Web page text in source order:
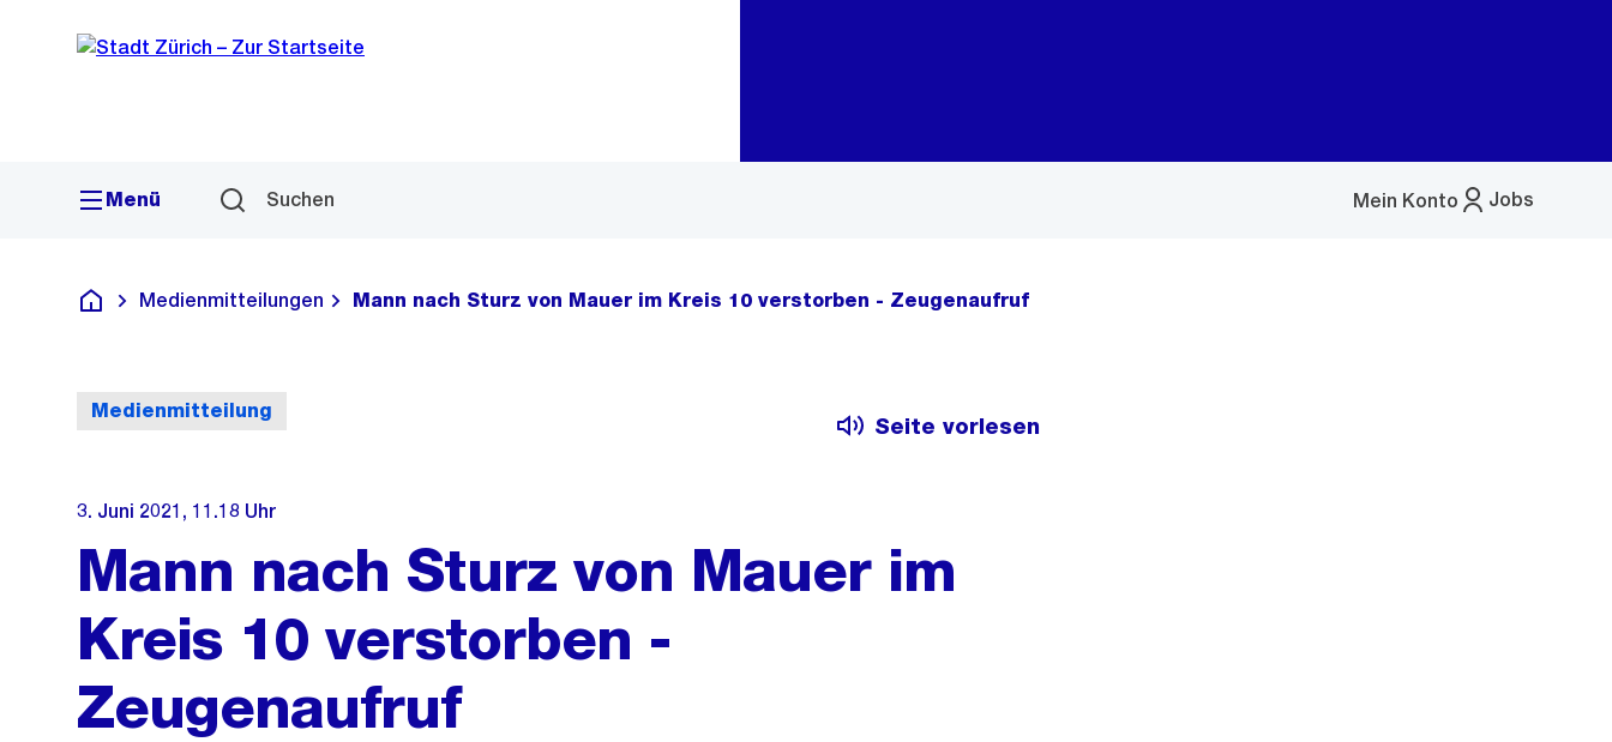
Navigation
Sprunglink
Menü Suchen Jobs
Mein Konto
Menü
Deutsch
Medienmitteilungen Mann nach Sturz von Mauer im Kreis 10 verstorben - Zeugenaufruf
Medienmitteilung
Seite vorlesen
3. Juni 2021, 11.18 Uhr
Mann nach Sturz von Mauer im
Kreis 10 verstorben -
Zeugenaufruf